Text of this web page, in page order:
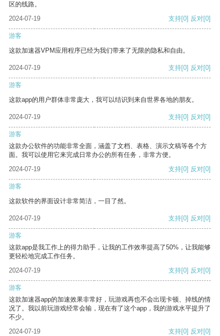
区的线路。
2024-07-19
支持[0] 反对[0]
游客
这款加速器VPM应用程序已经为我们带来了无限的隐私和自由。
2024-07-19 支持[0] 反对[0]
游客
这款app的用户群体非常庞大，我可以结识到来自世界各地的朋友。
2024-07-19 支持[0] 反对[0]
游客
这款办公软件的功能非常全面，涵盖了文档、表格、演示文稿等各个方
面。我可以使用它来完成日常办公的所有任务，非常方便。
2024-07-19
支持[0] 反对[0]
游客
这款软件的界面设计非常简洁，一目了然。
2024-07-19 支持[0] 反对[0]
游客
这款app是我工作上的得力助手，让我的工作效率提高了50%，让我能够
更轻松地完成工作任务。
2024-07-19
支持[0] 反对[0]
游客
这款加速器app的加速效果非常好，玩游戏再也不会出现卡顿、掉线的情
况了。我以前玩游戏经常会输，现在有了这个app，我的游戏水平提升了
不少。
2024-07-19
支持[0] 反对[0]